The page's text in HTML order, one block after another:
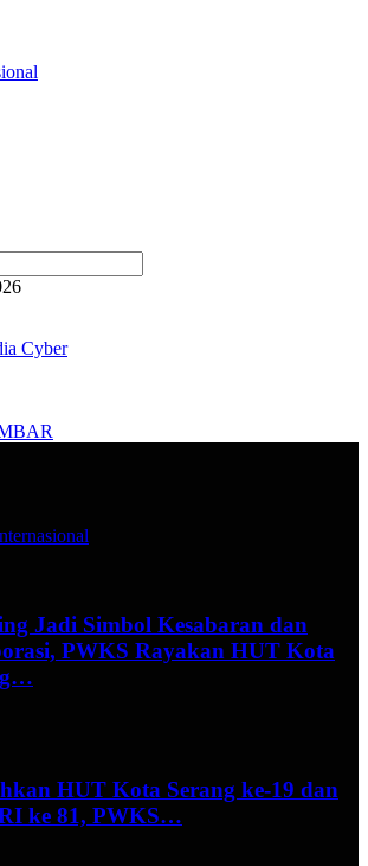
Cyber
Jadi Simbol Kesabaran dan
PWKS Rayakan HUT Kota
HUT Kota Serang ke-19 dan
ke 81, PWKS…